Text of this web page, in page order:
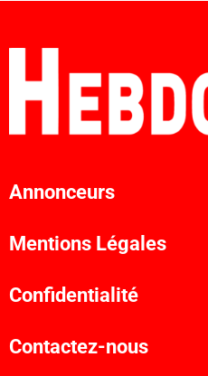
Annonceurs
Mentions Légales
Confidentialité
Contactez-nous